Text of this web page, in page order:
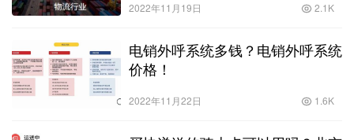
2022年11月19日 2.1K
电销外呼系统多钱？电销外呼系统
价格！
2022年11月22日 1.6K